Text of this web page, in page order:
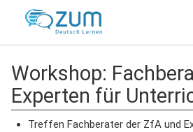
Workshop:
Experten für
Treffen Fachberater der ZfA und